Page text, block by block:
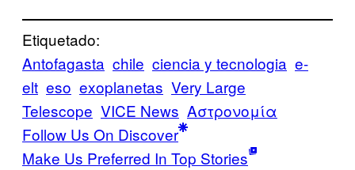
Etiquetado:
Antofagasta chile ciencia y tecnologia e-
elt eso exoplanetas Very Large
Telescope VICE News Αστρονομία
Follow Us On Discover
Make Us Preferred In Top Stories